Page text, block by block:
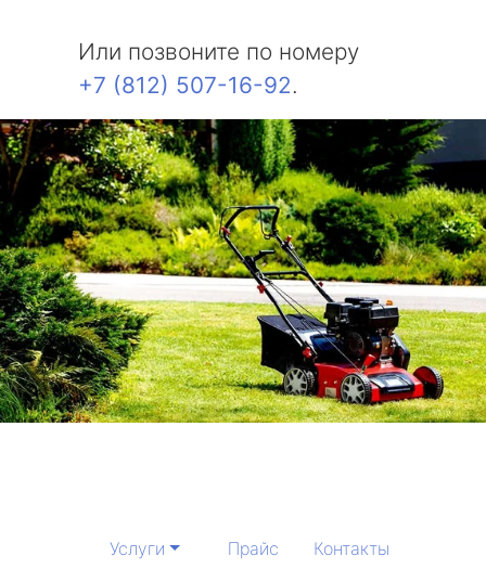
Или позвоните по номеру
+7 (812) 507-16-92.
Услуги Прайс
Контакты